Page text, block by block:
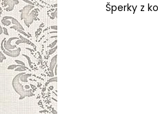
Šperky z